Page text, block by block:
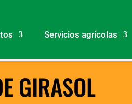
Servicios agrícolas
GIRASOL